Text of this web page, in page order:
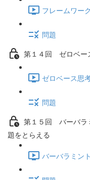
フレームワー
問題
第１４回 ゼロベー
ゼロベース思
問題
第１５回 バーバラ
題をとらえる
バーバラミン